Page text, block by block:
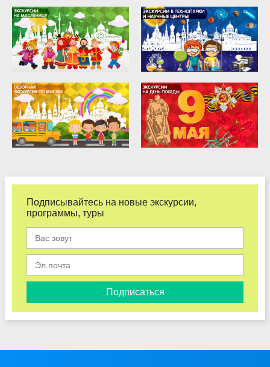
Подписывайтесь на новые экскурсии,
программы, туры
Подписаться